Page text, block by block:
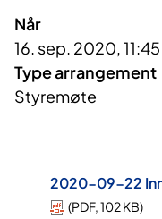
Når
16. sep. 2020,
Type arrangement
Styremøte
2020-09-22
(PDF,102 KB)